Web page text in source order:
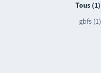
Tous (1)
gbfs (1)